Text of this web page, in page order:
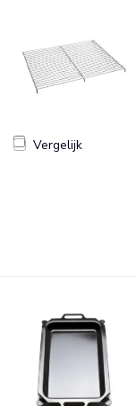
Vergelijk